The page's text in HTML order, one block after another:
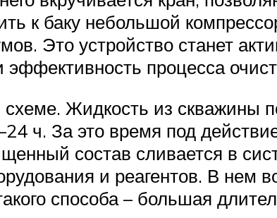
к баку небольшой
Это устройство станет
процесса
Жидкость из скважины
ч. За это время под
состав сливается в
и реагентов. В нем
способа – большая